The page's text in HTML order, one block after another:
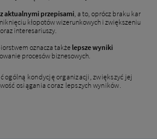
aktualnymi przepisami , a to, oprócz braku kar
kłopotów wizerunkowych i zwiększeniu
interesariuszy.
oznacza także lepsze wyniki
procesów biznesowych.
ogólną kondycję organizacji, zwiększyć jej
osiągania coraz lepszych wyników.